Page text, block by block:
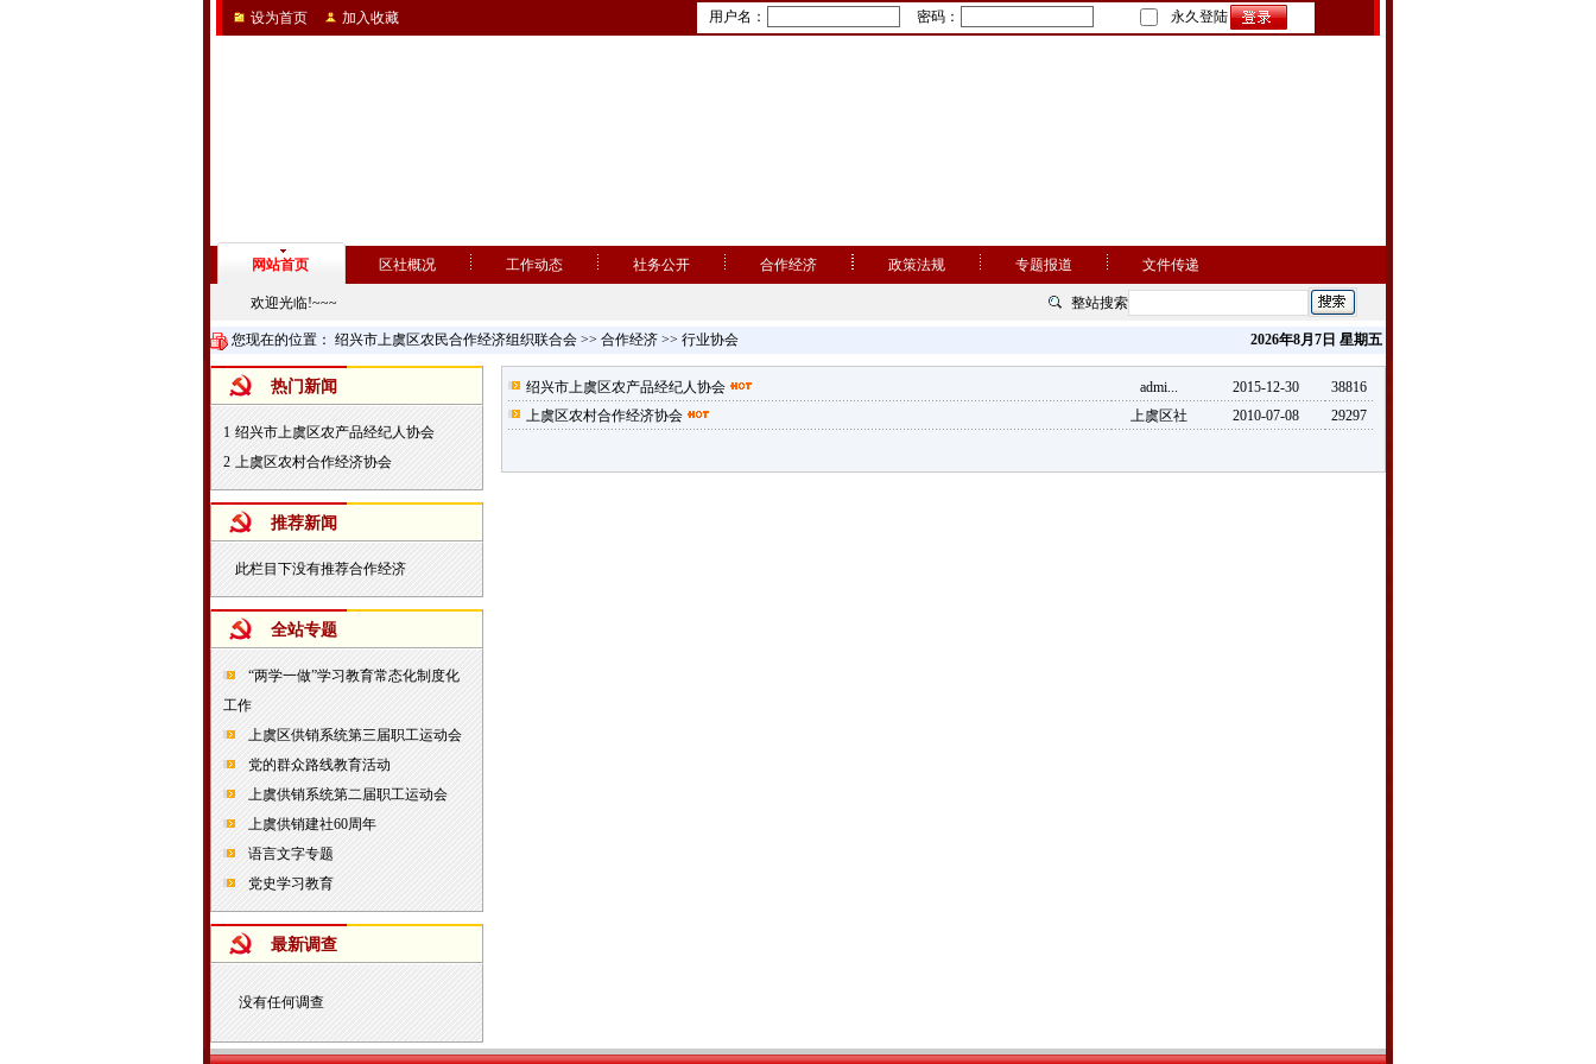
设为首页 加入收藏 用户名： 密码： 永久登陆
网站首页 区社概况 工作动态 社务公开 合作经济 政策法规 专题报道 文件传递
欢迎光临!~~~ 整站搜索
您现在的位置： 绍兴市上虞区农民合作经济组织联合会 >> 合作经济 >> 行业协会 2026年8月7日 星期五
热门新闻
1 绍兴市上虞区农产品经纪人协会
2 上虞区农村合作经济协会
推荐新闻
此栏目下没有推荐合作经济
全站专题
“两学一做”学习教育常态化制度化
工作
上虞区供销系统第三届职工运动会
党的群众路线教育活动
上虞供销系统第二届职工运动会
上虞供销建社60周年
语言文字专题
党史学习教育
最新调查
没有任何调查
绍兴市上虞区农产品经纪人协会 admi... 2015-12-30
38816
上虞区农村合作经济协会
上虞区社 2010-07-08 29297